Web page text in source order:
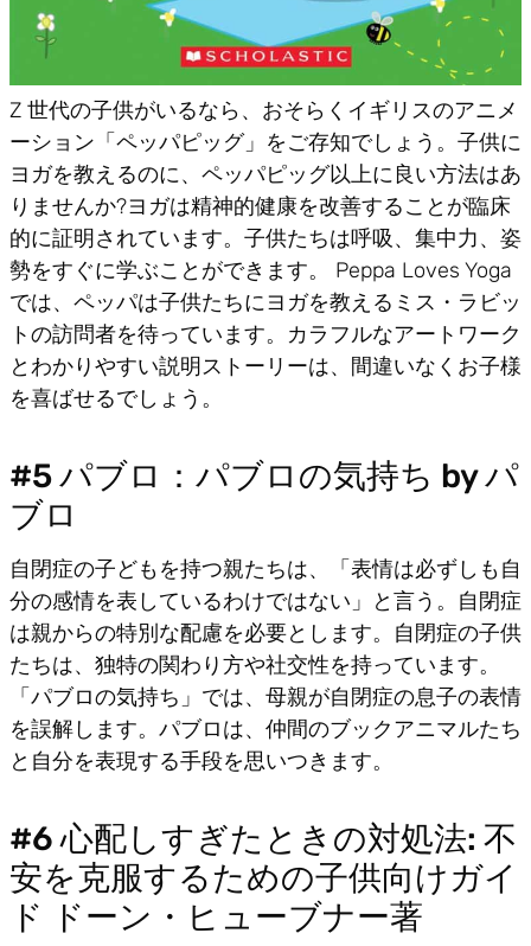
Z 世代の子供がいるなら、おそらくイギリスのアニメ
ーション「ペッパピッグ」をご存知でしょう。子供に
ヨガを教えるのに、ペッパピッグ以上に良い方法はあ
りませんか?ヨガは精神的健康を改善することが臨床
的に証明されています。子供たちは呼吸、集中力、姿
勢をすぐに学ぶことができます。 Peppa Loves Yoga
では、ペッパは子供たちにヨガを教えるミス・ラビッ
トの訪問者を待っています。カラフルなアートワーク
とわかりやすい説明ストーリーは、間違いなくお子様
を喜ばせるでしょう。
#5 パブロ：パブロの気持ち by パ
ブロ
自閉症の子どもを持つ親たちは、「表情は必ずしも自
分の感情を表しているわけではない」と言う。自閉症
は親からの特別な配慮を必要とします。自閉症の子供
たちは、独特の関わり方や社交性を持っています。
「パブロの気持ち」では、母親が自閉症の息子の表情
を誤解します。パブロは、仲間のブックアニマルたち
と自分を表現する手段を思いつきます。
#6 心配しすぎたときの対処法: 不
安を克服するための子供向けガイ
ド ドーン・ヒューブナー著